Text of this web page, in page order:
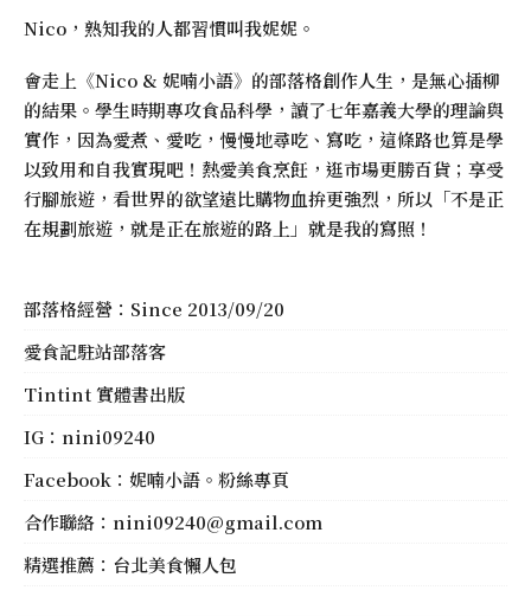
Nico，熟知我的人都習慣叫我妮妮。
會走上《Nico & 妮喃小語》的部落格創作人生，是無心插柳
的結果。學生時期專攻食品科學，讀了七年嘉義大學的理論與
實作，因為愛煮、愛吃，慢慢地尋吃、寫吃，這條路也算是學
以致用和自我實現吧！熱愛美食烹飪，逛市場更勝百貨；享受
行腳旅遊，看世界的欲望遠比購物血拚更強烈，所以「不是正
在規劃旅遊，就是正在旅遊的路上」就是我的寫照！
部落格經營：Since 2013/09/20
愛食記駐站部落客
Tintint 實體書出版
IG： nini09240
Facebook： 妮喃小語。粉絲專頁
合作聯絡： nini09240@gmail.com
精選推薦： 台北美食懶人包